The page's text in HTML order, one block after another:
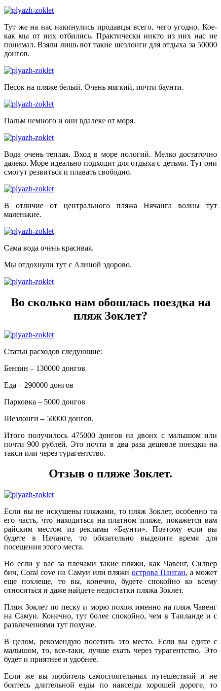
Тут же на нас накинулись продавцы всего, чего угодно. Кое-
как мы от них отбились. Практически никто из них нас не
понимал. Взяли лишь вот такие шезлонги для отдыха за 50000
донгов.
Песок на пляже белый. Очень мягкий, почти баунти.
Пальм немного и они вдалеке от моря.
Вода очень теплая. Вход в море пологий. Мелко достаточно
далеко. Море идеально подходит для отдыха с детьми. Тут они
смогут резвиться и плавать свободно.
В отличие от центрального пляжа Нячанга волны тут
маленькие.
Сама вода очень красивая.
Мы отдохнули тут с Алиной здорово.
Во сколько нам обошлась поездка на
пляж Зоклет?
Статьи расходов следующие:
Бензин – 130000 донгов
Еда – 290000 донгов
Парковка – 5000 донгов
Шезлонги – 50000 донгов.
Итого получилось 475000 донгов на двоих с малышом или
почти 900 рублей. Это почти в два раза дешевле поездки на
такси или через турагентство.
Отзыв о пляже Зоклет.
Если вы не искушены пляжами, то пляж Зоклет, особенно та
его часть, что находиться на платном пляже, покажется вам
райским местом из рекламы «Баунти». Поэтому если вы
будете в Нячанге, то обязательно выделите время для
посещения этого места.
Но если у вас за плечами такие пляжи, как Чавенг, Силвер
бич, Coral cove на Самуи или пляжиострова Панган, а может
еще похлеще, то вы, конечно, будете спокойно ко всему
относиться и даже найдете недостатки пляжа Зоклет.
Пляж Зоклет по песку и морю похож именно на пляж Чавенг
на Самуи. Конечно, тут более спокойно, чем в Таиланде и с
развлечениями тут похуже.
В целом, рекомендую посетить это место. Если вы едите с
малышом, то, все-таки, лучше ехать через турагентство. Это
будет и приятнее и удобнее.
Если же вы любитель самостоятельных путешествий и не
боитесь длительной езды по навсегда хорошей дороге, то